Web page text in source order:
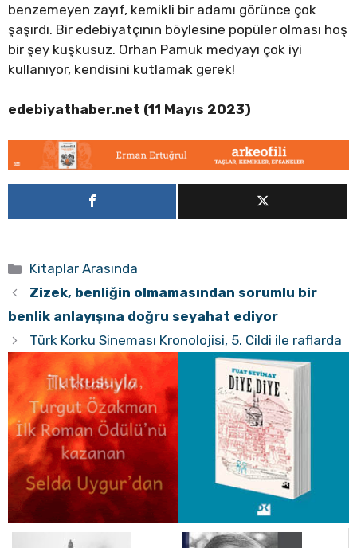
benzemeyen zayıf, kemikli bir adamı görünce çok
şaşırdı. Bir edebiyatçının böylesine popüler olması hoş
bir şey kuşkusuz. Orhan Pamuk medyayı çok iyi
kullanıyor, kendisini kutlamak gerek!
edebiyathaber.net (11 Mayıs 2023)
Kategoriler
Kitaplar Arasında
Zizek, benliğin olmamasından sorumlu bir
benlik anlayışına doğru seyahat ediyor
Türk Korku Sineması Kronolojisi, 5. Cildi ile raflarda